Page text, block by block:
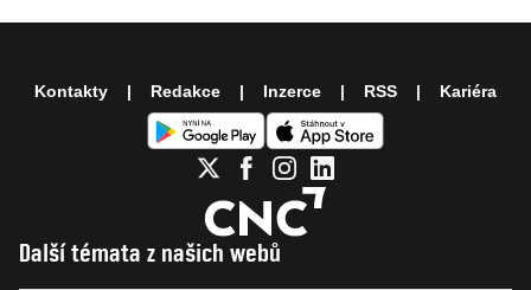
Další témata z našich webů
Kontakty Redakce Inzerce RSS Kariéra